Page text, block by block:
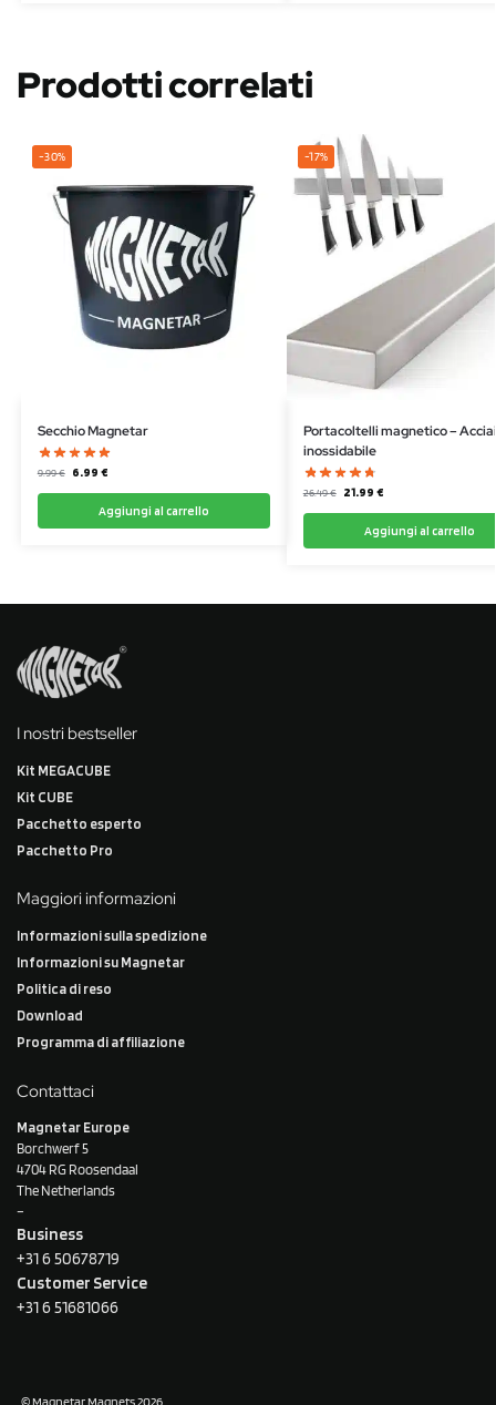
Prodotti correlati
-30%
Secchio Magnetar
9.99€ 6.99 €
Aggiungi al carrello
-17%
Portacoltelli magnetico –
inossidabile
26.49€ 21.99 €
Aggiungi al carrello
I nostri bestseller
Kit MEGACUBE
Kit CUBE
Pacchetto esperto
Pacchetto Pro
Maggiori informazioni
Informazioni sulla spedizione
Informazioni su Magnetar
Politica di reso
Download
Programma di affiliazione
Contattaci
Magnetar Europe
Borchwerf 5
4704 RG Roosendaal
The Netherlands
–
Business
+31 6 50678719
Customer Service
+31 6 51681066
© Magnetar Magnets 2026